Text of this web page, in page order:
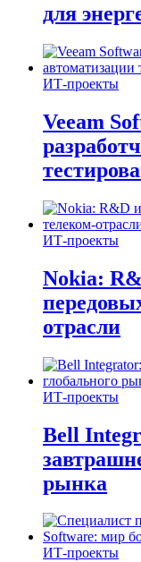
для
ИТ-проекты
Veeam
ИТ-проекты
Nokia:
отрасли
ИТ-проекты
Bell
рынка
ИТ-проекты